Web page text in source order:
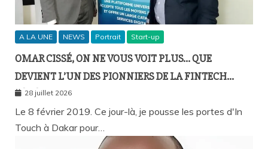
A LA UNE NEWS Portrait Start-up
OMAR CISSÉ, ON NE VOUS VOIT PLUS… QUE
DEVIENT L’UN DES PIONNIERS DE LA FINTECH
SÉNÉGALAISE ?
28 juillet 2026
Le 8 février 2019. Ce jour-là, je pousse les portes d'In
Touch à Dakar pour…